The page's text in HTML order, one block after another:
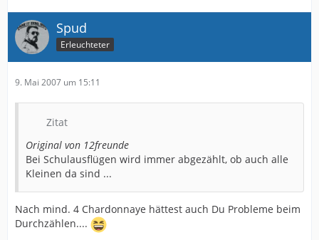
Spud
Erleuchteter
9. Mai 2007 um 15:11
Zitat
Original von 12freunde
Bei Schulausflügen wird immer abgezählt, ob auch alle
Kleinen da sind ...
Nach mind. 4 Chardonnaye hättest auch Du Probleme beim
Durchzählen....